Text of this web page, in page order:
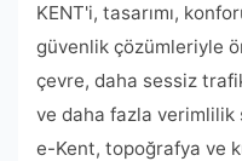
KENT'i, tasarımı,
güvenlik çözümleriyle
çevre, daha sessiz
ve daha fazla verimlilik
e-Kent, topoğrafya ve